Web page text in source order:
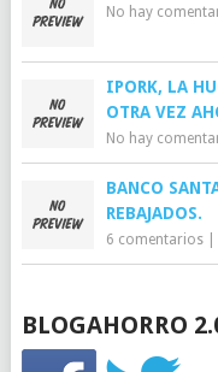
No hay
IPORK, LA
OTRA VEZ
No hay
BANCO
REBAJADOS.
6 comentarios|
BLOGAHORRO